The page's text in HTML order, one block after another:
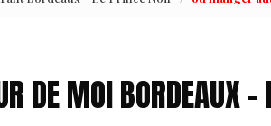
DE MOI BORDEAUX -